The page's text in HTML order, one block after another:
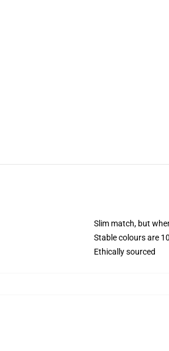
Slim match, but
Stable colours are
Ethically sourced